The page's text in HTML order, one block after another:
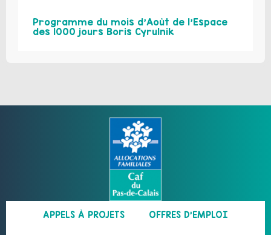
Programme du mois d’Août de l’Espace
des 1000 jours Boris Cyrulnik
APPELS À PROJETS OFFRES D’EMPLOI